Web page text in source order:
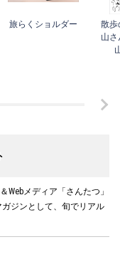
旅らくショルダー
散歩
山さ
メディア「さんたつ」
ジンとして、旬でリアル